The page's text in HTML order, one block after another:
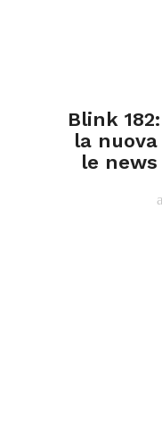
Blink
la
le